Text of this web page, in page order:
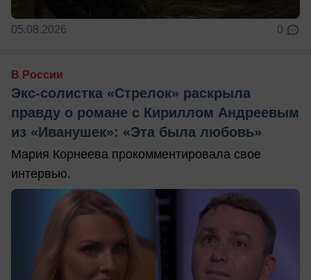
05.08.2026 0
В России
Экс-солистка «Стрелок» раскрыла
правду о романе с Кириллом Андреевым
из «Иванушек»: «Эта была любовь»
Мария Корнеева прокомментировала свое
интервью.